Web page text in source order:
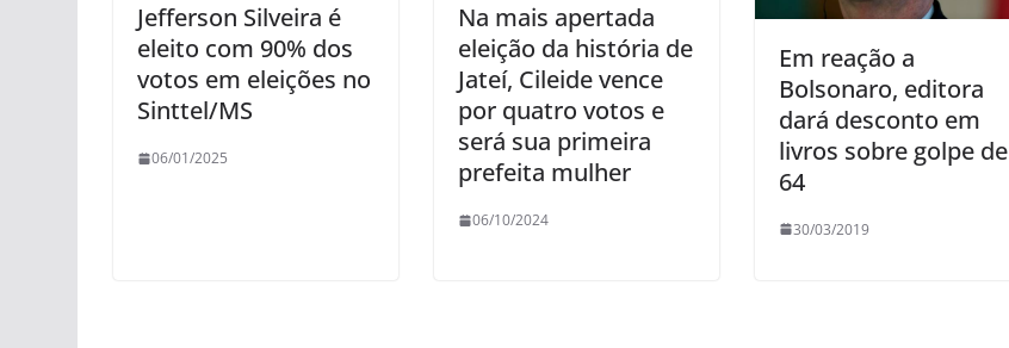
Jefferson Silveira é
eleito com 90% dos
votos em eleições no
Sinttel/MS
06/01/2025
Na mais apertada
eleição da história de
Jateí, Cileide vence
por quatro votos e
será sua primeira
prefeita mulher
06/10/2024
Em reação a
Bolsonaro, editora
dará desconto em
livros sobre golpe de
64
30/03/2019